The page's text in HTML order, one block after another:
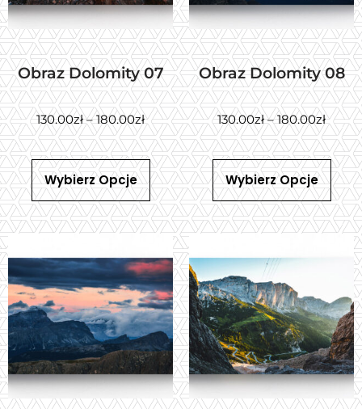
Obraz Dolomity 07
130.00zł – 180.00zł
Wybierz Opcje
Obraz Dolomity 08
130.00zł – 180.00zł
Wybierz Opcje